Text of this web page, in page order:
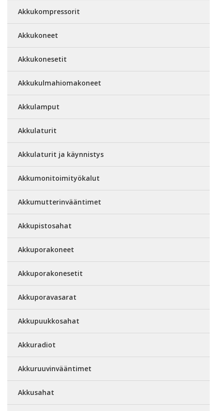
Akkukompressorit
Akkukoneet
Akkukonesetit
Akkukulmahiomakoneet
Akkulamput
Akkulaturit
Akkulaturit ja käynnistys
Akkumonitoimityökalut
Akkumutterinvääntimet
Akkupistosahat
Akkuporakoneet
Akkuporakonesetit
Akkuporavasarat
Akkupuukkosahat
Akkuradiot
Akkuruuvinvääntimet
Akkusahat